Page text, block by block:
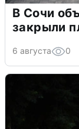
В Сочи
закрыли
6 августа 0